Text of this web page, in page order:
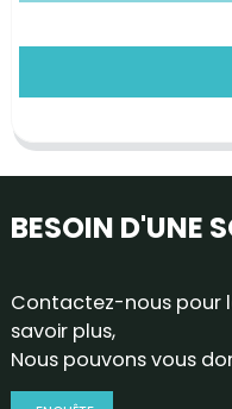
BESOIN D'UNE
Contactez-nous pour
savoir plus,
Nous pouvons vous